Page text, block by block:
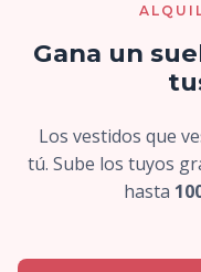
Gana un
Los vestidos que
tú. Sube los tuyos
hasta